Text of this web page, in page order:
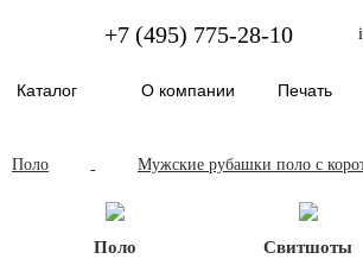
+7 (495) 775-28-10
Каталог О компании Печать
Поло - Мужские рубашки поло с
Поло Свитшоты